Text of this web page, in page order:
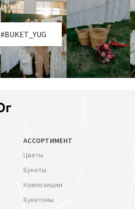
#BUKET_YUG
АССОРТИМЕНТ
Цветы
Букеты
Композиции
Букетоны